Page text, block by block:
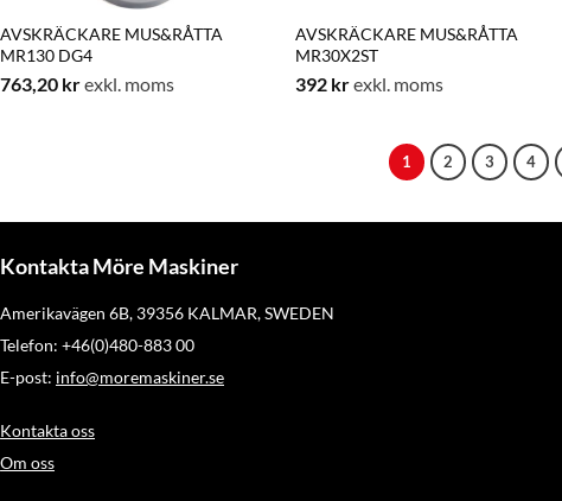
AVSKRÄCKARE MUS&RÅTTA
MR130 DG4
763,20 krexkl. moms
AVSKRÄCKARE MUS&RÅTTA
MR30X2ST
392 krexkl. moms
1 2 3 4
Kontakta Möre Maskiner
Amerikavägen 6B, 39356 KALMAR, SWEDEN
Telefon: +46(0)480-883 00
E-post: info@moremaskiner.se
Kontakta oss
Om oss